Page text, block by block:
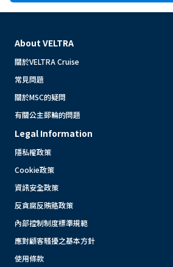
About VELTRA
關於VELTRA Cruise
常見問題
關於MSC的疑問
有關公主郵輪的問題
Legal Information
隱私權政策
Cookie政策
資訊安全政策
反貪腐反賄賂政策
內部控制制度標準規範
應對顧客騷擾之基本方針
使用條款